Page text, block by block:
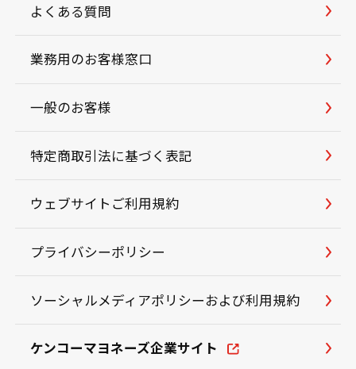
よくある質問
業務用のお客様窓口
一般のお客様
特定商取引法に基づく表記
ウェブサイトご利用規約
プライバシーポリシー
ソーシャルメディアポリシーおよび利用規約
ケンコーマヨネーズ企業サイト